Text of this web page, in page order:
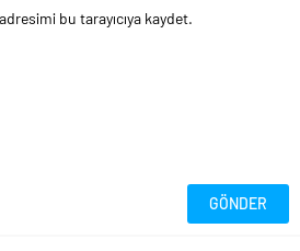
bu tarayıcıya kaydet.